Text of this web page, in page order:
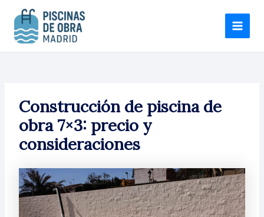
contenido
Construcción de piscina de
obra 7×3: precio y
consideraciones